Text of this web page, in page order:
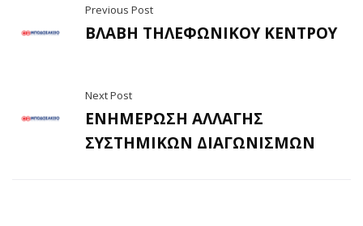
Previous Post
ΒΛΑΒΗ ΤΗΛΕΦΩΝΙΚΟΥ ΚΕΝΤΡΟΥ
Next Post
ΕΝΗΜΕΡΩΣΗ ΑΛΛΑΓΗΣ
ΣΥΣΤΗΜΙΚΩΝ ΔΙΑΓΩΝΙΣΜΩΝ